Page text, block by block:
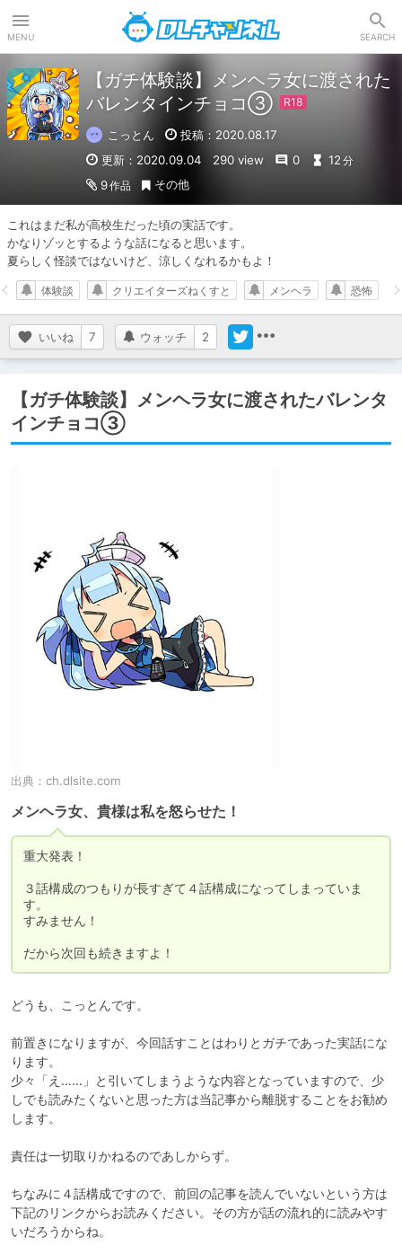
MENU SEARCH
【ガチ体験談】メンヘラ女に渡された
バレンタインチョコ③
こっとん
投稿：2020.08.17
更新：2020.09.04
290 view 0 12 分
9作品 その他
これはまだ私が高校生だった頃の実話です。
かなりゾッとするような話になると思います。
夏らしく怪談ではないけど、涼しくなれるかもよ！
いいね 7 ウォッチ 2
体験談 クリエイターズねくすと メンヘラ 恐怖
【ガチ体験談】メンヘラ女に渡されたバレンタ
インチョコ③
出典： ch.dlsite.com
メンヘラ女、貴様は私を怒らせた！
重大発表！
３話構成のつもりが長すぎて４話構成になってしまっていま
す。
すみません！
だから次回も続きますよ！
どうも、こっとんです。
前置きになりますが、今回話すことはわりとガチであった実話にな
ります。
少々「え……」と引いてしまうような内容となっていますので、少
しでも読みたくないと思った方は当記事から離脱することをお勧め
します。
責任は一切取りかねるのであしからず。
ちなみに４話構成ですので、前回の記事を読んでいないという方は
下記のリンクからお読みください。その方が話の流れ的に読みやす
いだろうからね。